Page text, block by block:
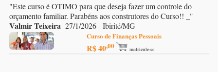
"Este curso é OTIMO para que deseja fazer um controle do
orçamento familiar. Parabéns aos construtores do Curso!! _ "
Valmir Teixeira 27/1/2026 - Ibirité/MG
Curso de Finanças Pessoais
R$ 40,00 matricule-se